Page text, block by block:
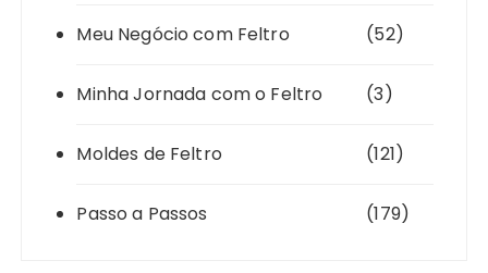
Meu Negócio com Feltro (52)
Minha Jornada com o Feltro (3)
Moldes de Feltro (121)
Passo a Passos (179)